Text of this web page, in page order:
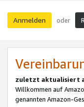
Anmelden oder
zuletzt aktualisiert
Willkommen auf
genannten Amazon-